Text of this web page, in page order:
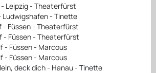
Leipzig - Theaterfürst
- Tinette
- Füssen - Theaterfürst
- Füssen - Theaterfürst
- Füssen - Marcous
- Füssen - Marcous
deck dich - Hanau - Tinette